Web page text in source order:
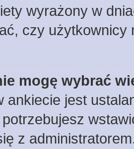
wyrażony w
czy użytkownicy
mogę wybrać
ankiecie jest
z